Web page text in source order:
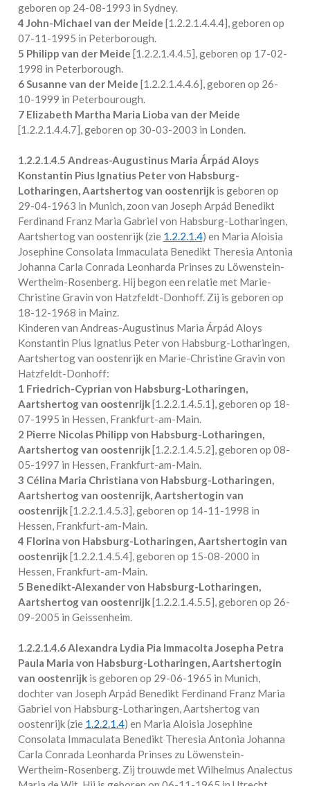
geboren op 24-08-1993 in Sydney.
4 John-Michael van der Meide [1.2.2.1.4.4.4], geboren op
07-11-1995 in Peterborough.
5 Philipp van der Meide [1.2.2.1.4.4.5], geboren op 17-02-
1998 in Peterborough.
6 Susanne van der Meide [1.2.2.1.4.4.6], geboren op 26-
10-1999 in Peterbourough.
7 Elizabeth Martha Maria Lioba van der Meide
[1.2.2.1.4.4.7], geboren op 30-03-2003 in Londen.
1.2.2.1.4.5 Andreas-Augustinus Maria Árpád Aloys
Konstantin Pius Ignatius Peter von Habsburg-
Lotharingen, Aartshertog van oostenrijkis geboren op
29-04-1963 in Munich, zoon van Joseph Arpád Benedikt
Ferdinand Franz Maria Gabriel von Habsburg-Lotharingen,
Aartshertog van oostenrijk (zie 1.2.2.1.4) en Maria Aloisia
Josephine Consolata Immaculata Benedikt Theresia Antonia
Johanna Carla Conrada Leonharda Prinses zu Löwenstein-
Wertheim-Rosenberg. Hij begon een relatie met Marie-
Christine Gravin von Hatzfeldt-Donhoff. Zij is geboren op
18-12-1968 in Mainz.
Kinderen van Andreas-Augustinus Maria Árpád Aloys
Konstantin Pius Ignatius Peter von Habsburg-Lotharingen,
Aartshertog van oostenrijk en Marie-Christine Gravin von
Hatzfeldt-Donhoff:
1 Friedrich-Cyprian von Habsburg-Lotharingen,
Aartshertog van oostenrijk[1.2.2.1.4.5.1 ], geboren op 18-
07-1995 in Hessen, Frankfurt-am-Main.
2 Pierre Nicolas Philipp von Habsburg-Lotharingen,
Aartshertog van oostenrijk[1.2.2.1.4.5.2], geboren op 08-
05-1997 in Hessen, Frankfurt-am-Main.
3 Célina Maria Christiana von Habsburg-Lotharingen,
Aartshertog van oostenrijk, Aartshertogin van
oostenrijk[1.2.2.1.4.5.3], geboren op 14-11-1998 in
Hessen, Frankfurt-am-Main.
4 Florina von Habsburg-Lotharingen, Aartshertogin van
oostenrijk[1.2.2.1.4.5.4], geboren op 15-08-2000 in
Hessen, Frankfurt-am-Main.
5 Benedikt-Alexander von Habsburg-Lotharingen,
Aartshertog van oostenrijk[1.2.2.1.4.5.5], geboren op 26-
09-2005 in Geissenheim.
1.2.2.1.4.6Alexandra Lydia Pia Immacolta Josepha Petra
Paula Maria von Habsburg-Lotharingen, Aartshertogin
van oostenrijkis geboren op 29-06-1965 in Munich,
dochter van Joseph Arpád Benedikt Ferdinand Franz Maria
Gabriel von Habsburg-Lotharingen, Aartshertog van
oostenrijk (zie 1.2.2.1.4) en Maria Aloisia Josephine
Consolata Immaculata Benedikt Theresia Antonia Johanna
Carla Conrada Leonharda Prinses zu Löwenstein-
Wertheim-Rosenberg. Zij trouwde metWilhelmus Analectus